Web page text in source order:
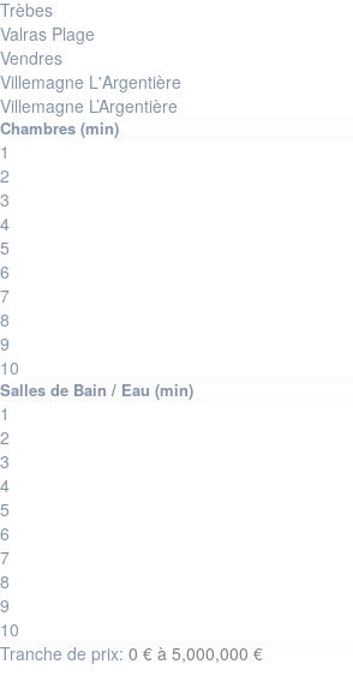
Trèbes
Valras Plage
Vendres
Villemagne L'Argentière
Villemagne L’Argentière
1
2
3
4
5
6
7
8
9
10
1
2
3
4
5
6
7
8
9
10
Tranche de prix: 0 € à 5,000,000 €